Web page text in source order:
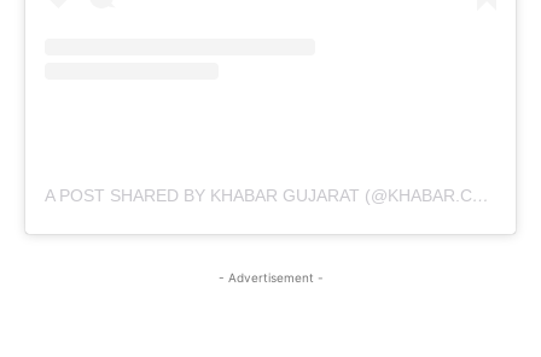
A POST SHARED BY KHABAR GUJARAT (@KHABAR.COMMUNICATION)
- Advertisement -